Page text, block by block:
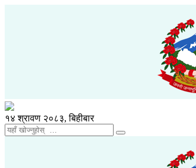
१४ श्रावण २०८३, बिहीबार